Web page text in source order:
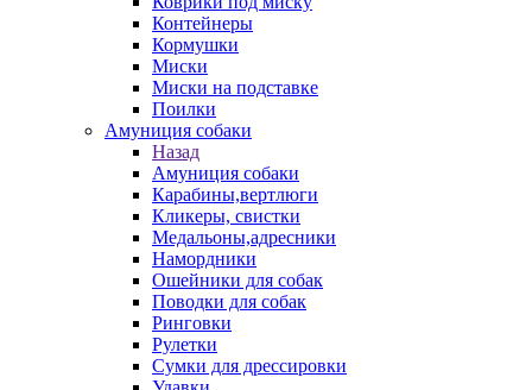
Контейнеры
Кормушки
Миски
Миски на подставке
Поилки
Амуниция собаки
Назад
Амуниция собаки
Карабины,вертлюги
Кликеры, свистки
Медальоны,адресники
Намордники
Ошейники для собак
Поводки для собак
Ринговки
Рулетки
Сумки для дрессировки